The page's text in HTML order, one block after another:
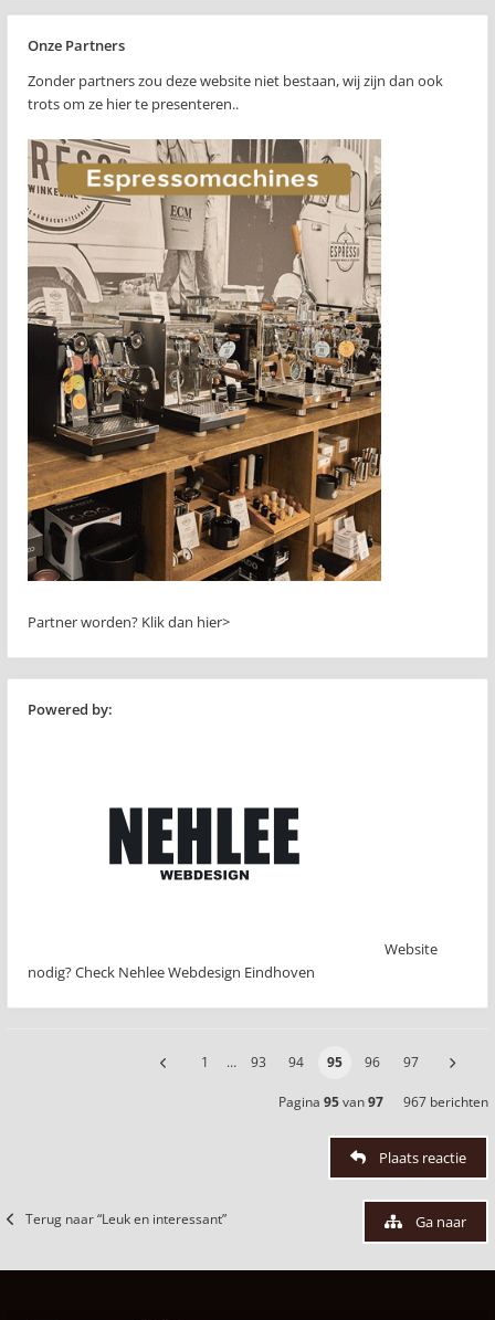
Onze Partners
Zonder partners zou deze website niet bestaan, wij zijn dan ook
trots om ze hier te presenteren..
Partner worden? Klik dan hier>
Powered by:
Website
nodig? Check Nehlee Webdesign Eindhoven
1 … 93 94 95 96 97
Pagina 95van97 967 berichten
Plaats reactie
Terug naar “Leuk en interessant” Ga naar